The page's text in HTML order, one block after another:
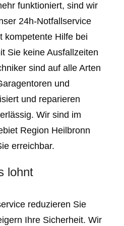
funktioniert, sind wir
24h-Notfallservice
kompetente Hilfe bei
Sie keine Ausfallzeiten
sind auf alle Arten
und
und reparieren
Wir sind im
Region Heilbronn
erreichbar.
lohnt
reduzieren Sie
Ihre Sicherheit. Wir